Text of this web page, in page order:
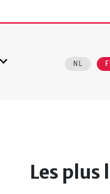
NL
Les plus